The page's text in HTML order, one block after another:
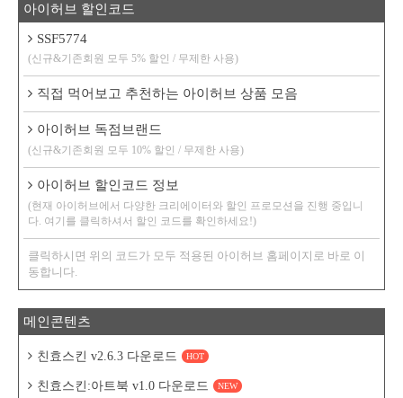
아이허브 할인코드
SSF5774
(신규&기존회원 모두 5% 할인 / 무제한 사용)
직접 먹어보고 추천하는 아이허브 상품 모음
아이허브 독점브랜드
(신규&기존회원 모두 10% 할인 / 무제한 사용)
아이허브 할인코드 정보
(현재 아이허브에서 다양한 크리에이터와 할인 프로모션을 진행 중입니
다. 여기를 클릭하셔서 할인 코드를 확인하세요!)
클릭하시면 위의 코드가 모두 적용된 아이허브 홈페이지로 바로 이
동합니다.
메인콘텐츠
친효스킨 v2.6.3 다운로드 HOT
친효스킨:아트북 v1.0 다운로드 NEW